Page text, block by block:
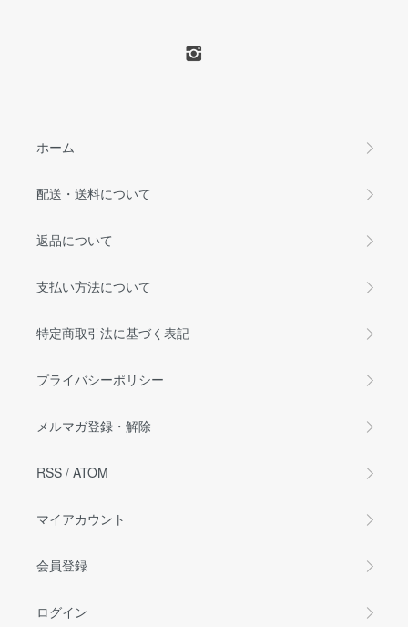
ホーム
配送・送料について
返品について
支払い方法について
特定商取引法に基づく表記
プライバシーポリシー
メルマガ登録・解除
RSS / ATOM
マイアカウント
会員登録
ログイン